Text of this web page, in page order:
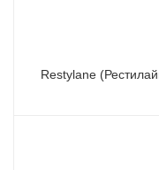
Restylane